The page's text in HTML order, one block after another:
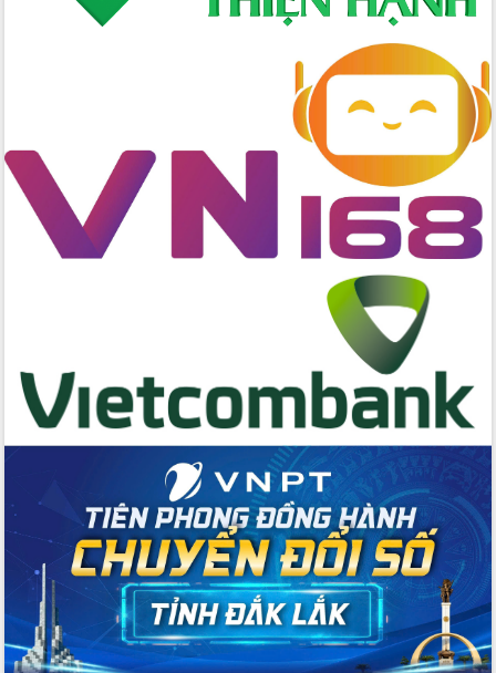
Đắk Lắk nâng cao hiệu quả công tác
Tập huấn nâng cao năng lực triển khai
chuyển đổi số cho cán bộ, công chức
cấp xã
Đắk Lắk phát động hưởng ứng Ngày
Quyền của người tiêu dùng Việt Nam
Lương Văn Chánh năm 2026
Phó Bí thư Tỉnh ủy Đắk Lắk Đỗ Hữu
Huy giữ chức Bí thư Đảng ủy Ủy Ban
Bệnh án điện tử thúc đẩy chuyển đổi
số y tế tại Đắk Lắk
Chuyển đổi số thư viện: Mở rộng
không gian tri thức trong thời đại số
Đánh giá, rút kinh nghiệm công tác tổ
chức diễn tập trước ngày bầu cử
Chương trình “Gặp gỡ hữu nghị –
Friendship Meeting New Year 2026”